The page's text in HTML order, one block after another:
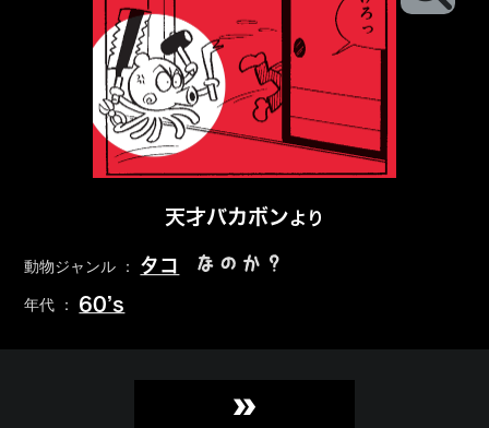
天才バカボンより
動物ジャンル ： タコ なのか？
年代 ： 60’s
»